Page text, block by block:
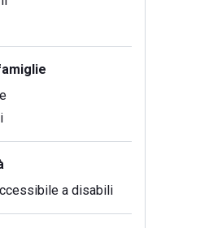
a disabili